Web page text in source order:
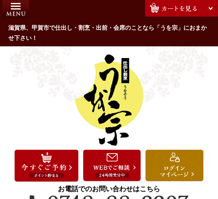
滋賀県、甲賀市で仕出し・割烹・出前・会席のことなら「うを宗」におまか
せ下さい！
お電話でのお問い合わせはこちら
HOME
うを宗のこだわり
配達エリア・注文方法
お祝い・ハレの日
法事・法要
接待・おもてなし